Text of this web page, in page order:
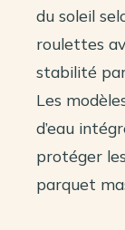
du soleil
roulettes
stabilité
Les
d’eau
protéger
parquet